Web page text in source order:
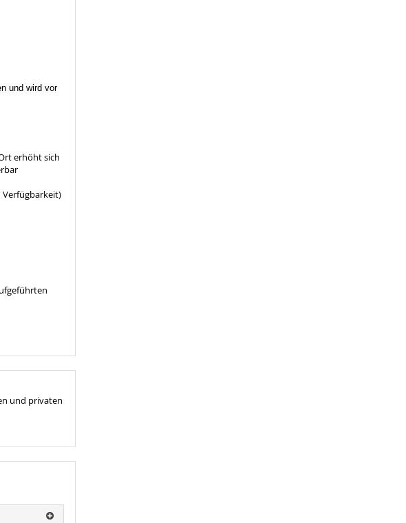
und wird vor
erhöht sich
Verfügbarkeit)
und privaten